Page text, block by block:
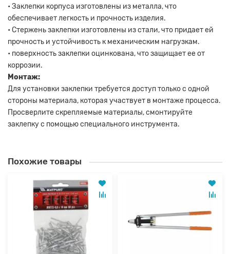
• Заклепки корпуса изготовлены из металла, что
обеспечивает легкость и прочность изделия.
• Стержень заклепки изготовлены из стали, что придает ей
прочность и устойчивость к механическим нагрузкам.
• поверхность заклепки оцинкована, что защищает ее от
коррозии.
Монтаж:
Для установки заклепки требуется доступ только с одной
стороны материала, которая участвует в монтаже процесса.
Просверлите скрепляемые материалы, смонтируйте
заклепку с помощью специального инструмента.
Похожие товары